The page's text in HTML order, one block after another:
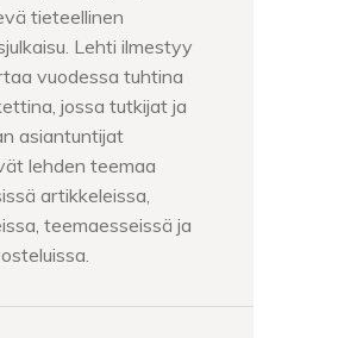
tieteellinen
Lehti ilmestyy
vuodessa tuhtina
jossa tutkijat ja
asiantuntijat
lehden teemaa
artikkeleissa,
teemaesseissä ja